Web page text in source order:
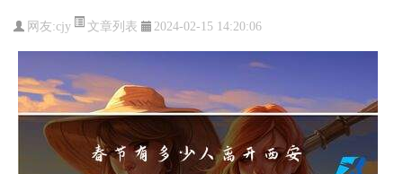
网友:cjy 文章列表 2024-02-15 14:20:06